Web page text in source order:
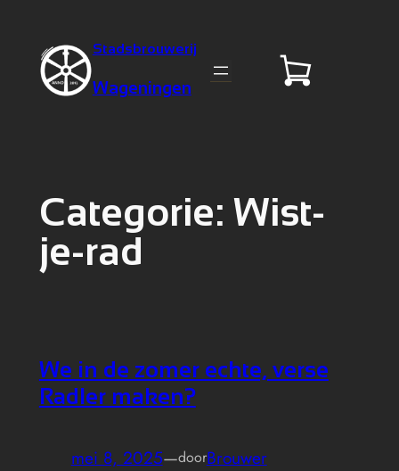
Stadsbrouwerij
Wageningen
Categorie: Wist-
je-rad
We in de zomer echte, verse
Radler maken?
mei 8, 2025—doorBrouwer